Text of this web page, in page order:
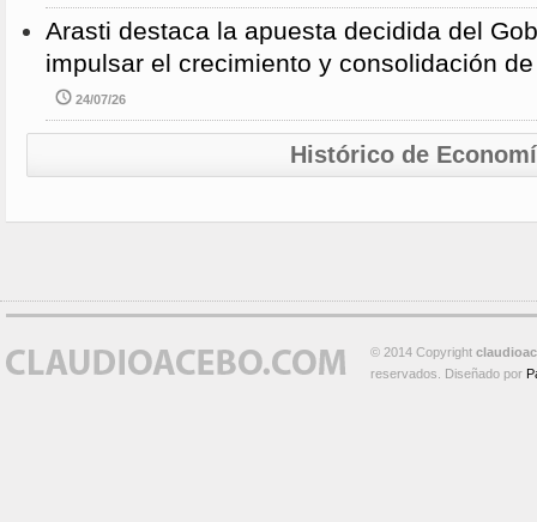
Arasti destaca la apuesta decidida del
impulsar el crecimiento y consolidación
24/07/26
Histórico de
© 2014 Copyright
reservados. Diseñado por